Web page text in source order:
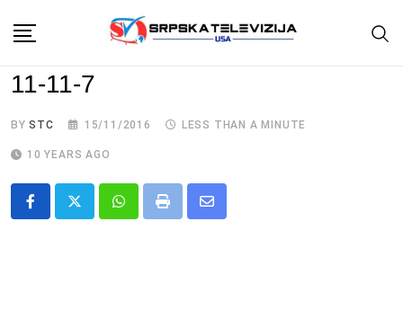
content
11-11-7
BYSTC 15/11/2016 LESS THAN A MINUTE
10 YEARS AGO
Whatsapp
Print
Share